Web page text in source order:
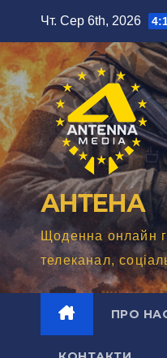
вмісту
Чт. Сер 6th, 2026
АНТЕНА
Щоденна онлайн
телеканал,
ПРО